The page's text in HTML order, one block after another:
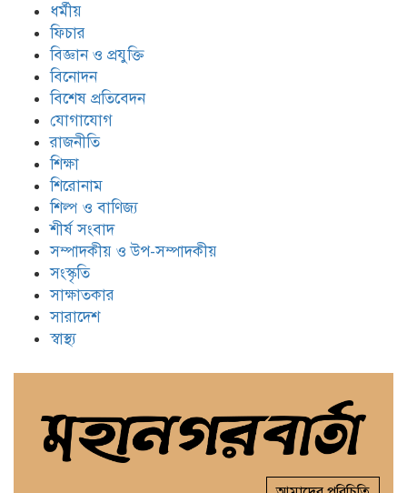
ধর্মীয়
ফিচার
বিজ্ঞান ও প্রযুক্তি
বিনোদন
বিশেষ প্রতিবেদন
যোগাযোগ
রাজনীতি
শিক্ষা
শিরোনাম
শিল্প ও বাণিজ্য
শীর্ষ সংবাদ
সম্পাদকীয় ও উপ-সম্পাদকীয়
সংস্কৃতি
সাক্ষাতকার
সারাদেশ
স্বাস্থ্য